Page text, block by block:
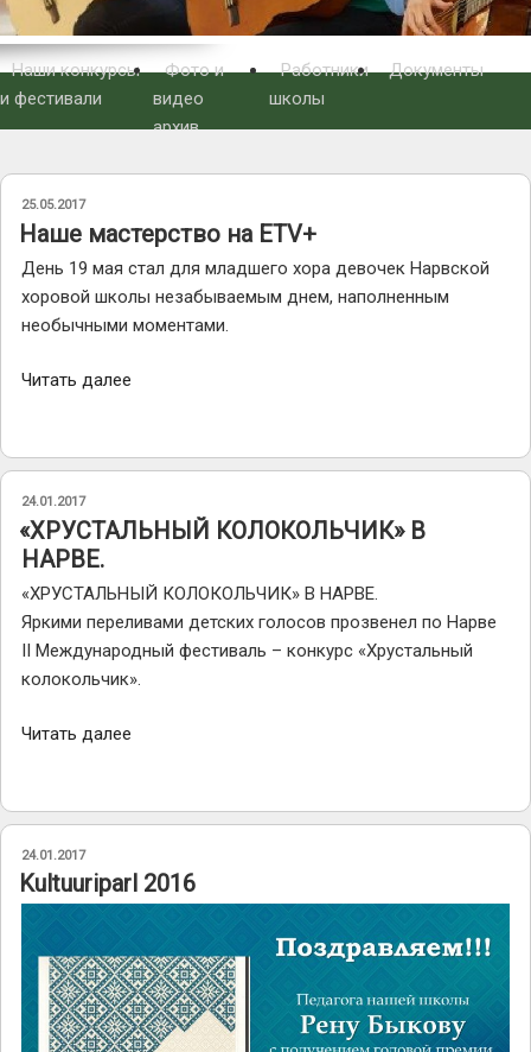
Наши конкурсы
и фестивали
Фото и
видео
архив
Работники
школы
Документы
ОПУБЛИКОВАНО
25.05.2017
Наше мастерство на ETV+
День 19 мая стал для младшего хора девочек Нарвской
хоровой школы незабываемым днем, наполненным
необычными моментами.
Читать далее
ETV+»
ОПУБЛИКОВАНО
24.01.2017
«ХРУСТАЛЬНЫЙ КОЛОКОЛЬЧИК» В
НАРВЕ.
«ХРУСТАЛЬНЫЙ КОЛОКОЛЬЧИК» В НАРВЕ.
Яркими переливами детских голосов прозвенел по Нарве
ІІ Международный фестиваль – конкурс «Хрустальный
колокольчик».
Читать далее
НАРВЕ.»
ОПУБЛИКОВАНО
24.01.2017
Kultuuriparl 2016